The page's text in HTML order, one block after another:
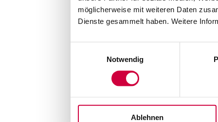
möglicherweise mit weiteren Daten
Dienste gesammelt haben. Weitere
Notwendig
Ablehnen